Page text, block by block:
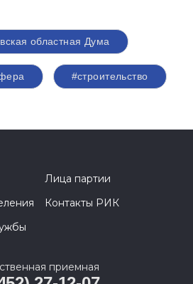
областная Дума
#строительство
Лица партии
Контакты РИК
приемная